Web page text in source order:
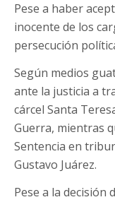
Pese a haber
inocente de los
persecución
Según medios
ante la justicia a
cárcel Santa
Guerra, mientras
Sentencia en
Gustavo Juárez.
Pese a la decisión